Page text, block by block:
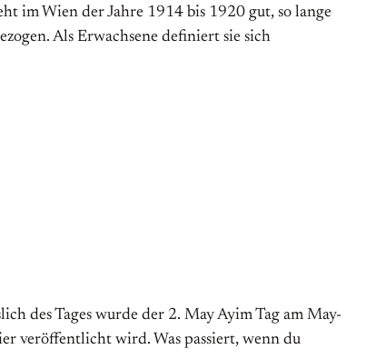
im Wien der Jahre 1914 bis 1920 gut, so lange
Als Erwachsene definiert sie sich
des Tages wurde der 2. May Ayim Tag am May-
veröffentlicht wird. Was passiert, wenn du